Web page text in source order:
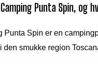
Punta Spin, og
Punta Spin er en
den smukke region